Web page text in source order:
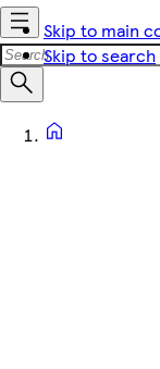
Skip to main
Skip to search